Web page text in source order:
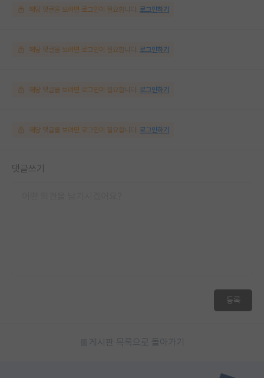
해당 댓글을 보려면 로그인이 필요합니다. 로그인하기
해당 댓글을 보려면 로그인이 필요합니다. 로그인하기
해당 댓글을 보려면 로그인이 필요합니다. 로그인하기
해당 댓글을 보려면 로그인이 필요합니다. 로그인하기
댓글쓰기
등록
게시판 목록으로 돌아가기